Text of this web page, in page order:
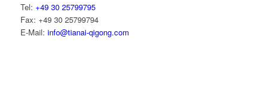
Tel: +49 30 25799795
Fax: +49 30 25799794
E-Mail: info@tianai-qigong.com